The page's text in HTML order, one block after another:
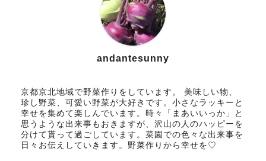
andantesunny
京都京北地域で野菜作りをしています。 美味しい物、
珍し野菜、可愛い野菜が大好きです。小さなラッキーと
幸せを集めて楽しんでいます。時々「まあいいっか」と
思うような出来事もおきますが、沢山の人のハッピーを
分けて貰って過ごしています。菜園での色々な出来事を
日々お伝えしていきます。野菜作りから幸せを♡